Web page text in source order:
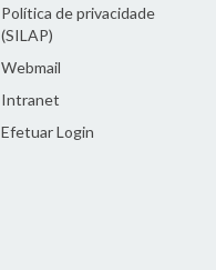
Política de privacidade
(SILAP)
Webmail
Intranet
Efetuar Login